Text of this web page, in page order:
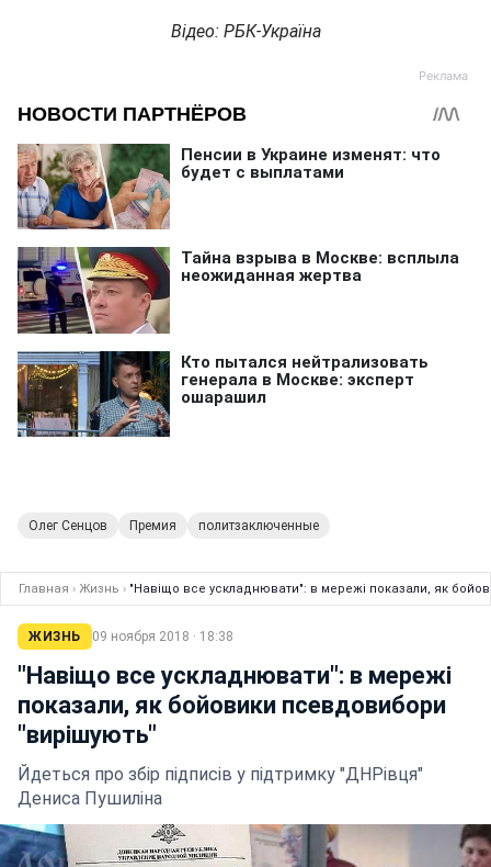
Відео: РБК-Україна
Олег Сенцов Премия политзаключенные
Главная › Жизнь › "Навіщо все ускладнювати": в мережі показали, як
ЖИЗНЬ 09 ноября 2018 · 18:38
"Навіщо все ускладнювати": в мережі
показали, як бойовики псевдовибори
"вирішують"
Йдеться про збір підписів у підтримку "ДНРівця"
Дениса Пушиліна